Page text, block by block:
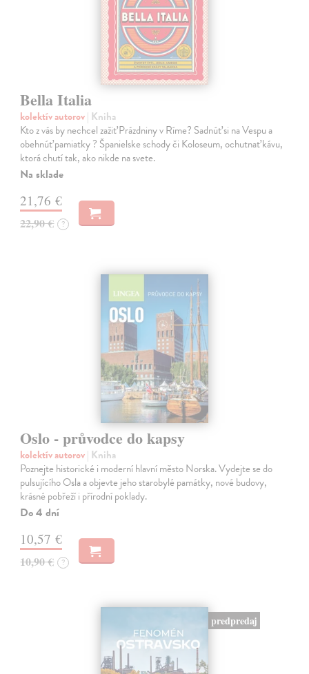
Bella Italia
kolektív autorov| Kniha
Kto z vás by nechcel zažiť Prázdniny v Ríme? Sadnúť si na Vespu a
obehnúť pamiatky ? Španielske schody či Koloseum, ochutnať kávu,
ktorá chutí tak, ako nikde na svete.
Na sklade
21,76 €
22,90 € ?
Oslo - průvodce do kapsy
kolektív autorov| Kniha
Poznejte historické i moderní hlavní město Norska. Vydejte se do
pulsujícího Osla a objevte jeho starobylé památky, nové budovy,
krásné pobřeží i přírodní poklady.
Do 4 dní
10,57 €
10,90 € ?
predpredaj